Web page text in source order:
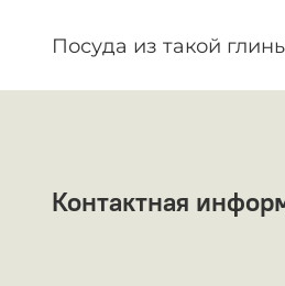
Посуда из такой
Контактная